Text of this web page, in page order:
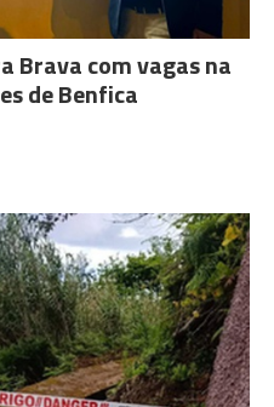
Brava com vagas na
de Benfica